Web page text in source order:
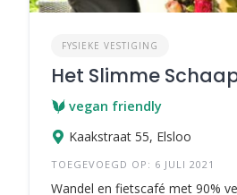
FYSIEKE VESTIGING
Het Slimme
vegan friendly
Kaakstraat 55, Elsloo
TOEGEVOEGD OP: 6 JULI 2021
Wandel en fietscafé met 90%